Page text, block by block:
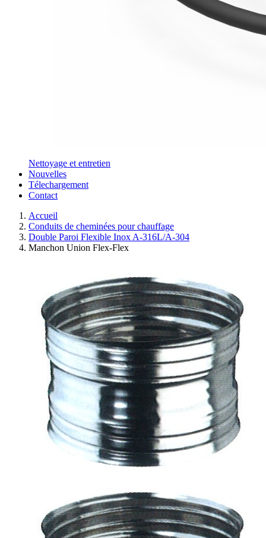
Nettoyage et entretien
Nouvelles
Télechargement
Contact
Accueil
Conduits de cheminées pour chauffage
Double Paroi Flexible Inox A-316L/A-304
Manchon Union Flex-Flex